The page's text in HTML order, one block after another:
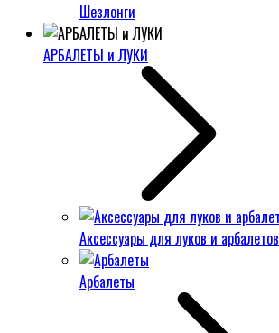
Шезлонги
АРБАЛЕТЫ и ЛУКИ
Аксессуары для луков и арбалетов
Арбалеты